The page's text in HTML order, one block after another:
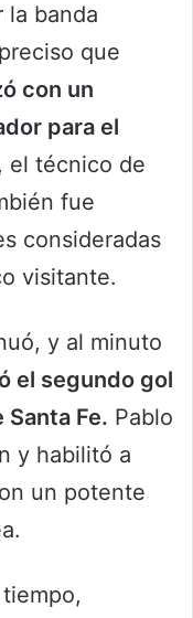
la banda
que
con un
para el
el técnico de
fue
consideradas
visitante.
y al minuto
el segundo gol
Fe. Pablo
y habilitó a
un potente